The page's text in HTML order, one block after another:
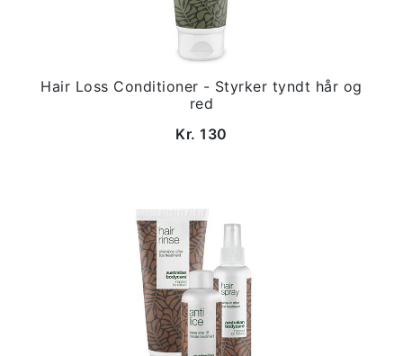
Hair Loss Conditioner - Styrker tyndt hår og
red
Kr. 130